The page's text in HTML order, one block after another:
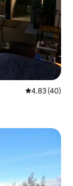
レビュー40
4.83 (40)